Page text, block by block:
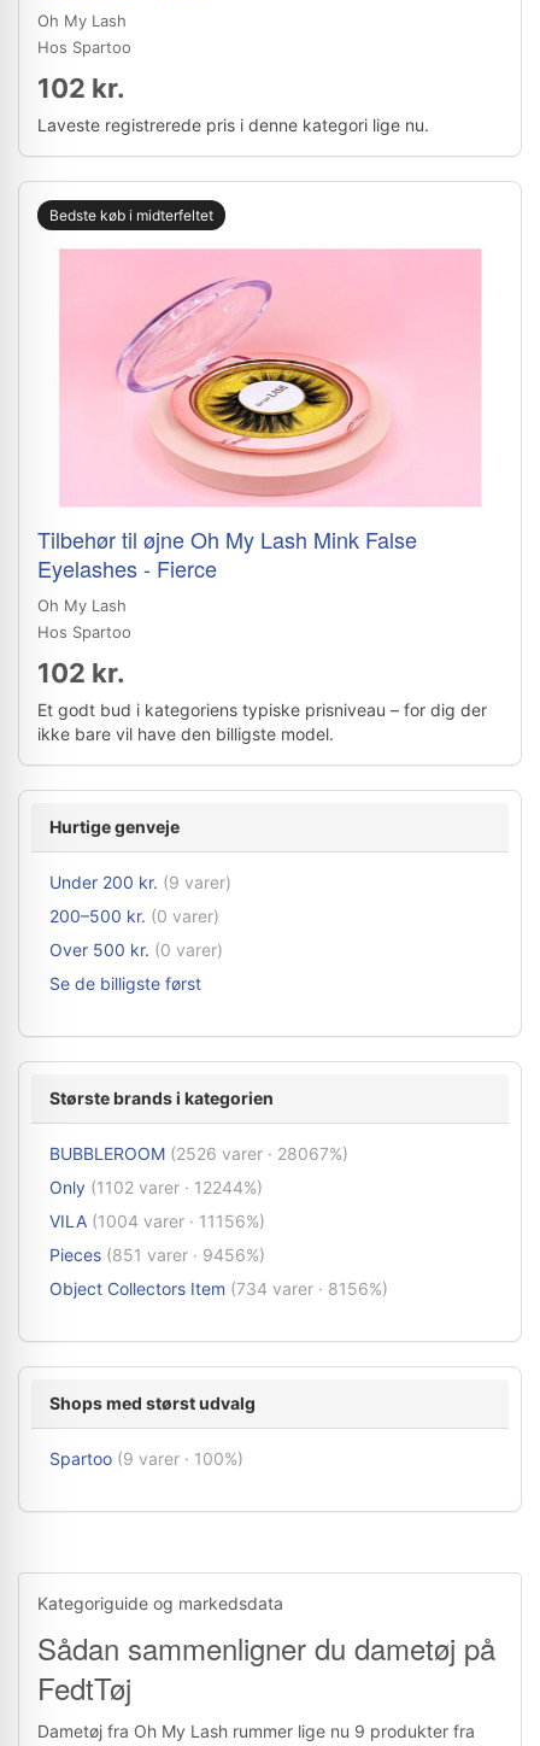
Oh My Lash
Hos Spartoo
102 kr.
Laveste registrerede pris i denne kategori lige nu.
Bedste køb i midterfeltet
Tilbehør til øjne Oh My Lash Mink False
Eyelashes - Fierce
Oh My Lash
Hos Spartoo
102 kr.
Et godt bud i kategoriens typiske prisniveau – for dig der
ikke bare vil have den billigste model.
Hurtige genveje
Under 200 kr. (9 varer)
200–500 kr. (0 varer)
Over 500 kr. (0 varer)
Se de billigste først
Største brands i kategorien
BUBBLEROOM (2526 varer · 28067%)
Only (1102 varer · 12244%)
VILA (1004 varer · 11156%)
Pieces (851 varer · 9456%)
Object Collectors Item (734 varer · 8156%)
Shops med størst udvalg
Spartoo (9 varer · 100%)
Kategoriguide og markedsdata
Sådan sammenligner du dametøj på
FedtTøj
Dametøj fra Oh My Lash rummer lige nu 9 produkter fra